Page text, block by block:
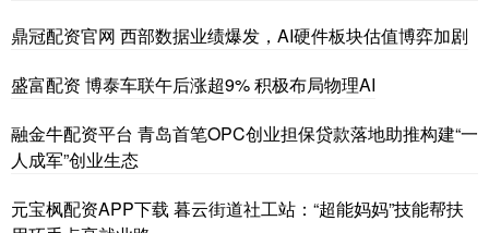
鼎冠配资官网 西部数据业绩爆发，AI硬件板块估值博弈加剧
盛富配资 博泰车联午后涨超9% 积极布局物理AI
融金牛配资平台 青岛首笔OPC创业担保贷款落地助推构建“一
人成军”创业生态
元宝枫配资APP下载 暮云街道社工站：“超能妈妈”技能帮扶